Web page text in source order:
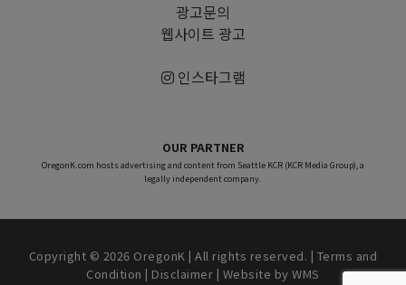
광고문의
웹사이트 광고
인스타그램
OUR PARTNER
OregonK.com hosts advertising and content from Seattle KCR (KCR Media Group), a
legally independent company.
Copyright © 2026 OregonK | All rights reserved. | Terms and
Condition | Disclaimer | Website byWMS